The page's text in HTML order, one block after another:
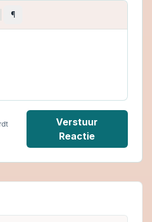
¶
Verstuur
Reactie